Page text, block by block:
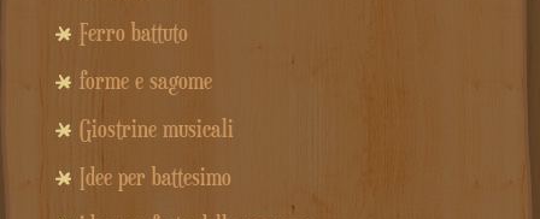
Ferro battuto
forme e sagome
Giostrine musicali
Idee per battesimo